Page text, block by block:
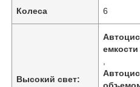
Новости
Колеса 6
Высокий свет:
емкости